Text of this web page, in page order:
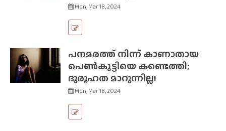
Mon, Mar 18, 2024
പനമരത്ത് നിന്ന് കാണാതായ
പെൺകുട്ടിയെ കണ്ടെത്തി;
ദുരൂഹത മാറുന്നില്ല!
Mon, Mar 18, 2024